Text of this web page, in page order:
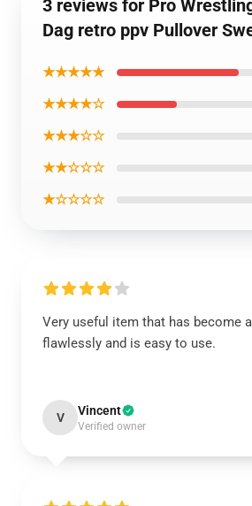
3 reviews for Pro
Dag retro ppv Pullover
★★★★★
★★★★☆
★★★☆☆
★★☆☆☆
★☆☆☆☆
Very useful item that has become
flawlessly and is easy to use.
V Vincent
Verified owner